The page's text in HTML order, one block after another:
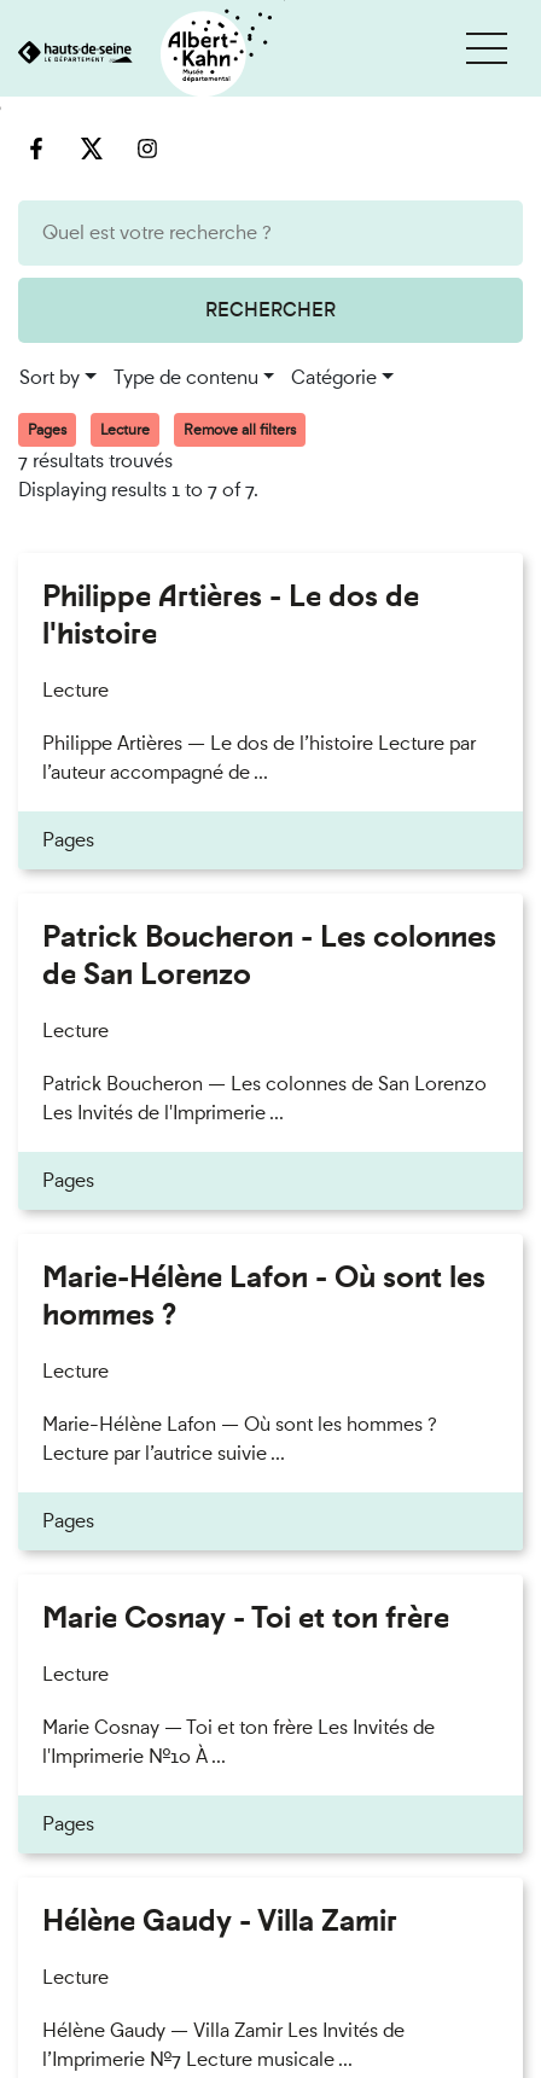
engine
RECHERCHER
Sort by Type de contenu Catégorie
Pages Lecture Remove all filters
7 résultats trouvés
Displaying results 1 to 7 of 7.
Philippe Artières - Le dos de
l'histoire
Lecture
Philippe Artières — Le dos de l’histoire Lecture par
l’auteur accompagné de ...
Pages
Patrick Boucheron - Les colonnes
de San Lorenzo
Lecture
Patrick Boucheron — Les colonnes de San Lorenzo
Les Invités de l'Imprimerie ...
Pages
Marie-Hélène Lafon - Où sont les
hommes ?
Lecture
Marie-Hélène Lafon — Où sont les hommes ?
Lecture par l’autrice suivie ...
Pages
Marie Cosnay - Toi et ton frère
Lecture
Marie Cosnay — Toi et ton frère Les Invités de
l'Imprimerie n°10 À ...
Pages
Hélène Gaudy - Villa Zamir
Lecture
Hélène Gaudy — Villa Zamir Les Invités de
l’Imprimerie n°7 Lecture musicale ...
Cookies management panel